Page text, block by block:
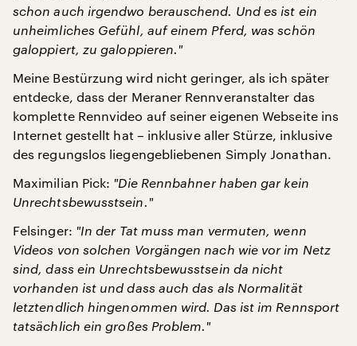
schon auch irgendwo berauschend. Und es ist ein
unheimliches Gefühl, auf einem Pferd, was schön
galoppiert, zu galoppieren."
Meine Bestürzung wird nicht geringer, als ich später
entdecke, dass der Meraner Rennveranstalter das
komplette Rennvideo auf seiner eigenen Webseite ins
Internet gestellt hat – inklusive aller Stürze, inklusive
des regungslos liegengebliebenen Simply Jonathan.
Maximilian Pick: "Die Rennbahner haben gar kein
Unrechtsbewusstsein."
Felsinger: "In der Tat muss man vermuten, wenn
Videos von solchen Vorgängen nach wie vor im Netz
sind, dass ein Unrechtsbewusstsein da nicht
vorhanden ist und dass auch das als Normalität
letztendlich hingenommen wird. Das ist im Rennsport
tatsächlich ein großes Problem."